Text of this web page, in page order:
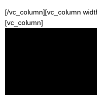
[/vc_column][vc_column
[vc_column]